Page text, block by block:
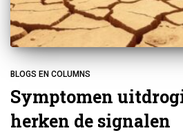
BLOGS EN COLUMNS
Symptomen
herken de signalen